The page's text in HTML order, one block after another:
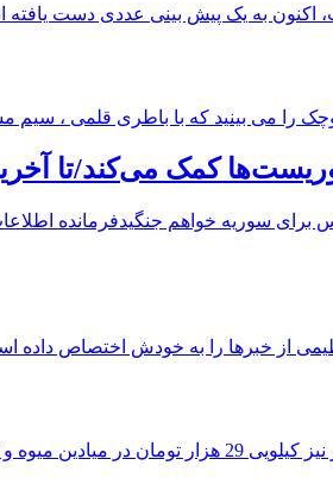
اکنون به یک پیش بینی عددی دست یافته
را می بینید که با باطری قلمی ، سیم
کمک می‌کند/تا
برای سوریه خواهم جنگیدفرمانده
از خبرها را به خودش اختصاص داده